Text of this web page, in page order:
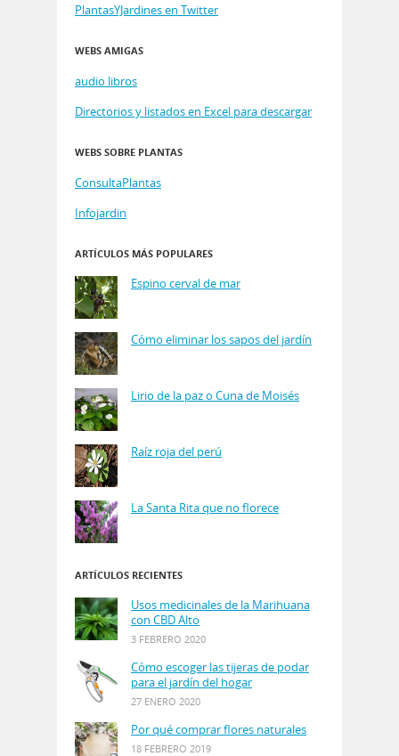
PlantasYJardines en Twitter
WEBS AMIGAS
audio libros
Directorios y listados en Excel para descargar
WEBS SOBRE PLANTAS
ConsultaPlantas
Infojardin
ARTÍCULOS MÁS POPULARES
Espino cerval de mar
Cómo eliminar los sapos del jardín
Lirio de la paz o Cuna de Moisés
Raíz roja del perú
La Santa Rita que no florece
ARTÍCULOS RECIENTES
Usos medicinales de la Marihuana
con CBD Alto
3 FEBRERO 2020
Cómo escoger las tijeras de podar
para el jardín del hogar
27 ENERO 2020
Por qué comprar flores naturales
18 FEBRERO 2019